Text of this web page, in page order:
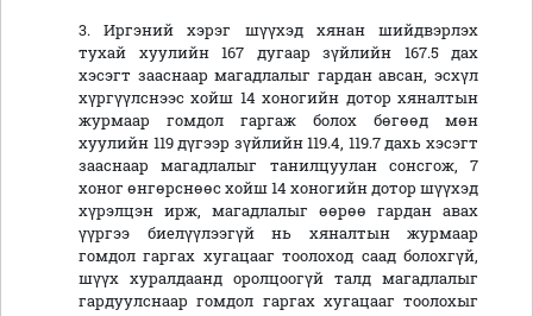
3. Иргэний хэрэг шүүхэд хянан шийдвэрлэх
тухай хуулийн 167 дугаар зүйлийн 167.5 дах
хэсэгт зааснаар магадлалыг гардан авсан, эсхүл
хүргүүлснээс хойш 14 хоногийн дотор хяналтын
журмаар гомдол гаргаж болох бөгөөд мөн
хуулийн 119 дүгээр зүйлийн 119.4, 119.7 дахь хэсэгт
зааснаар магадлалыг танилцуулан сонсгож, 7
хоног өнгөрснөөс хойш 14 хоногийн дотор шүүхэд
хүрэлцэн ирж, магадлалыг өөрөө гардан авах
үүргээ биелүүлээгүй нь хяналтын журмаар
гомдол гаргах хугацааг тоолоход саад болохгүй,
шүүх хуралдаанд оролцоогүй талд магадлалыг
гардуулснаар гомдол гаргах хугацааг тоолохыг